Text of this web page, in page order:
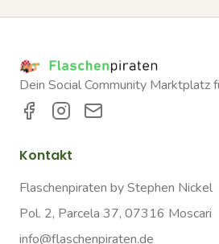
Dein Social Community Marktplatz
Kontakt
Flaschenpiraten by Stephen Nickel
Pol. 2, Parcela 37, 07316 Moscari
info@flaschenpiraten.de